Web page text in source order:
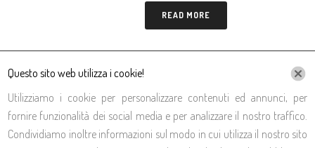
READ MORE
Questo sito web utilizza i cookie!
Utilizziamo i cookie per personalizzare contenuti ed annunci, per
fornire funzionalità dei social media e per analizzare il nostro traffico.
Condividiamo inoltre informazioni sul modo in cui utilizza il nostro sito